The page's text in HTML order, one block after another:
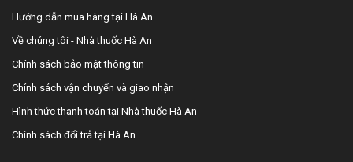
Hướng dẫn mua hàng tại Hà An
Về chúng tôi - Nhà thuốc Hà An
Chính sách bảo mật thông tin
Chính sách vận chuyển và giao nhận
Hình thức thanh toán tại Nhà thuốc Hà An
Chính sách đổi trả tại Hà An